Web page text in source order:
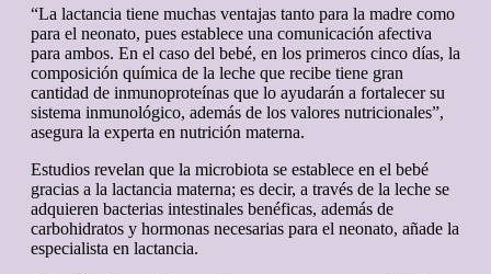
“La lactancia tiene muchas ventajas tanto para la madre como
para el neonato, pues establece una comunicación afectiva
para ambos. En el caso del bebé, en los primeros cinco días, la
composición química de la leche que recibe tiene gran
cantidad de inmunoproteínas que lo ayudarán a fortalecer su
sistema inmunológico, además de los valores nutricionales”,
asegura la experta en nutrición materna.
Estudios revelan que la microbiota se establece en el bebé
gracias a la lactancia materna; es decir, a través de la leche se
adquieren bacterias intestinales benéficas, además de
carbohidratos y hormonas necesarias para el neonato, añade la
especialista en lactancia.